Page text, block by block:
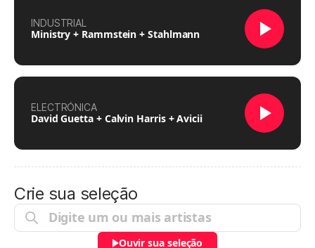
INDUSTRIAL
Ministry + Rammstein + Stahlmann
ELECTRÓNICA
David Guetta + Calvin Harris + Avicii
Crie sua seleção
Ouvir sua seleção